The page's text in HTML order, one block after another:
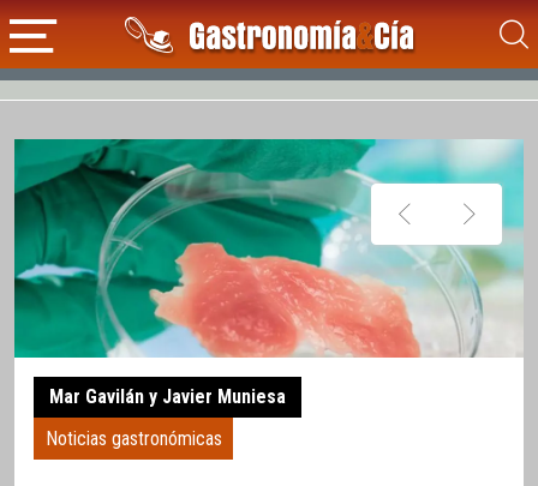
Mar Gavilán y Javier Muniesa
Noticias gastronómicas